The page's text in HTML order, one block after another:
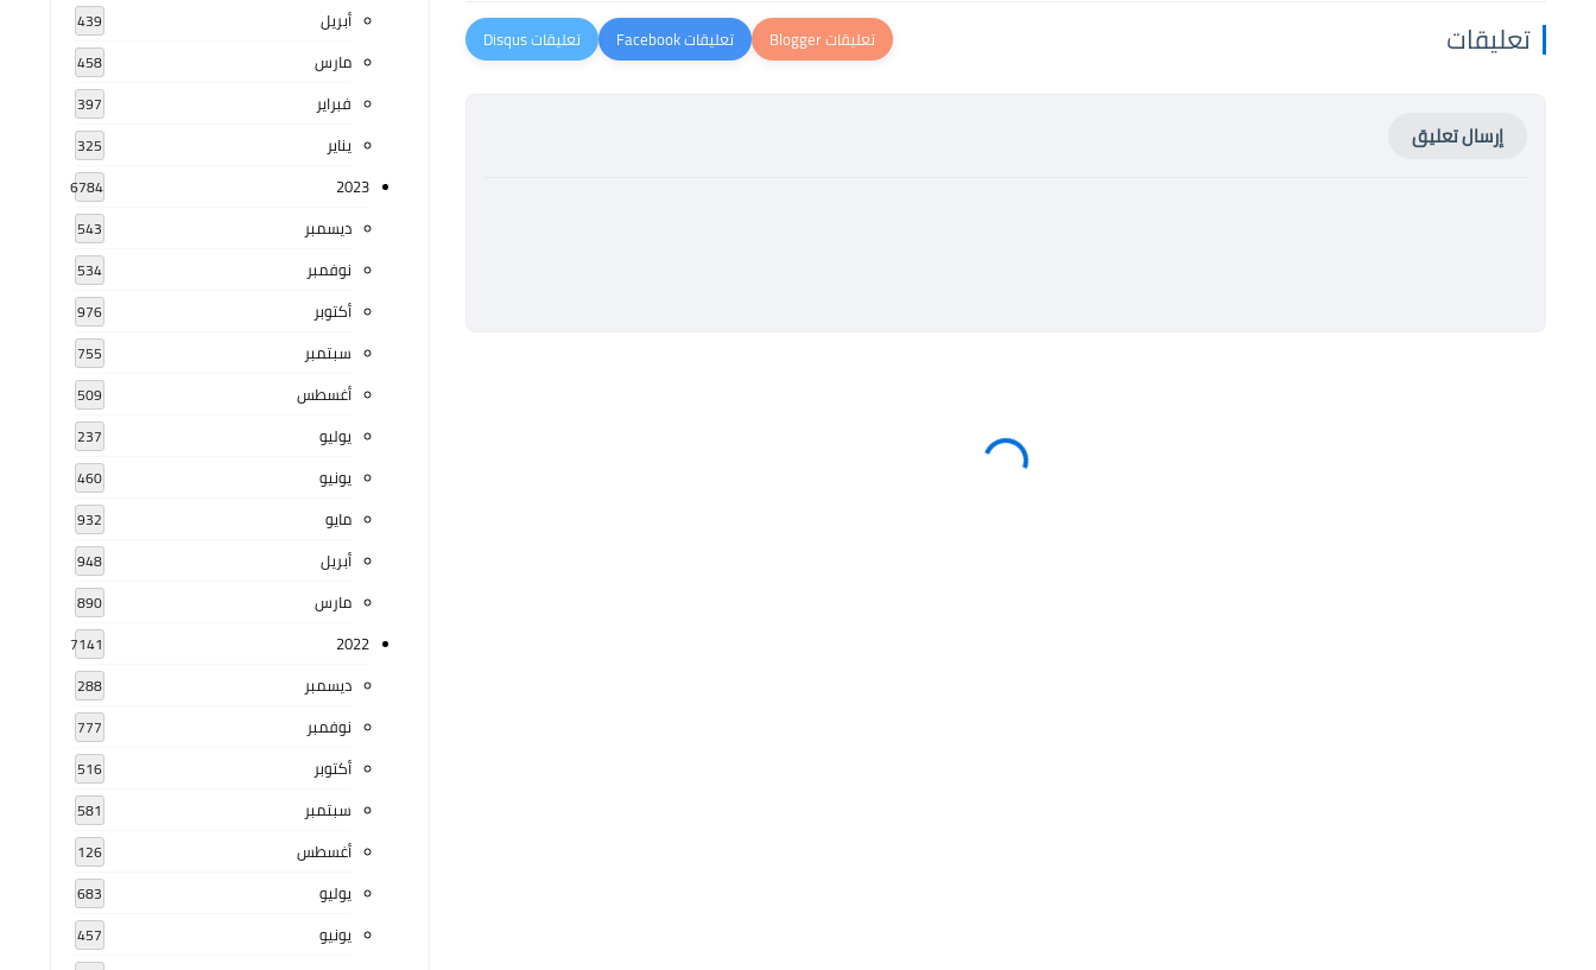
تعليقات
إرسال تعليق
أبريل 439
مارس 458
فبراير 397
يناير 325
2023
6784
ديسمبر 543
نوفمبر 534
أكتوبر 976
سبتمبر 755
أغسطس 509
يوليو 237
يونيو 460
مايو 932
أبريل 948
مارس 890
2022
7141
ديسمبر 288
نوفمبر 777
أكتوبر 516
سبتمبر 581
أغسطس 126
يوليو 683
يونيو 457